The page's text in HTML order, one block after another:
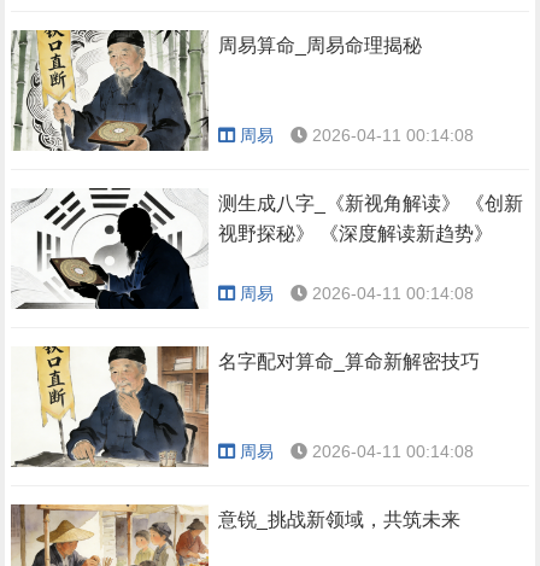
周易算命_周易命理揭秘
周易 2026-04-11 00:14:08
测生成八字_《新视角解读》 《创新
视野探秘》 《深度解读新趋势》
周易 2026-04-11 00:14:08
名字配对算命_算命新解密技巧
周易 2026-04-11 00:14:08
意锐_挑战新领域，共筑未来